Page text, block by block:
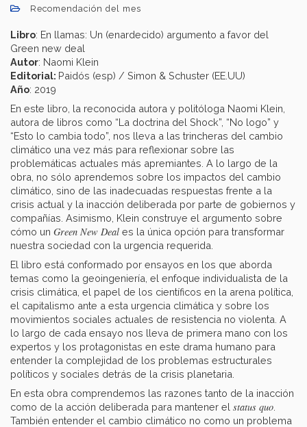
Recomendación del mes
Libro: En llamas: Un (enardecido) argumento a favor del
Green new deal
Autor: Naomi Klein
Editorial: Paidós (esp) / Simon & Schuster (EE.UU)
Año: 2019
En este libro, la reconocida autora y politóloga Naomi Klein,
autora de libros como “La doctrina del Shock”, “No logo” y
“Esto lo cambia todo”, nos lleva a las trincheras del cambio
climático una vez más para reflexionar sobre las
problemáticas actuales más apremiantes. A lo largo de la
obra, no sólo aprendemos sobre los impactos del cambio
climático, sino de las inadecuadas respuestas frente a la
crisis actual y la inacción deliberada por parte de gobiernos y
compañías. Asimismo, Klein construye el argumento sobre
cómo un Green New Deal es la única opción para transformar
nuestra sociedad con la urgencia requerida.
El libro está conformado por ensayos en los que aborda
temas como la geoingeniería, el enfoque individualista de la
crisis climática, el papel de los científicos en la arena política,
el capitalismo ante a esta urgencia climática y sobre los
movimientos sociales actuales de resistencia no violenta. A
lo largo de cada ensayo nos lleva de primera mano con los
expertos y los protagonistas en este drama humano para
entender la complejidad de los problemas estructurales
políticos y sociales detrás de la crisis planetaria.
En esta obra comprendemos las razones tanto de la inacción
como de la acción deliberada para mantener el status quo
También entender el cambio climático no como un problema